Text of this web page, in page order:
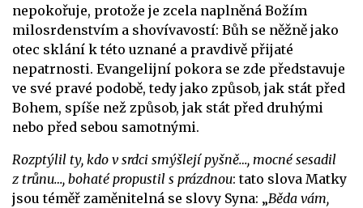
nepokořuje, protože je zcela naplněná Božím
milosrdenstvím a shovívavostí: Bůh se něžně jako
otec sklání k této uznané a pravdivě přijaté
nepatrnosti. Evangelijní pokora se zde představuje
ve své pravé podobě, tedy jako způsob, jak stát před
Bohem, spíše než způsob, jak stát před druhými
nebo před sebou samotnými.
Rozptýlil ty, kdo v srdci smýšlejí pyšně…, mocné sesadil
z trůnu…, bohaté propustil s prázdnou: tato slova Matky
jsou téměř zaměnitelná se slovy Syna: „Běda vám,